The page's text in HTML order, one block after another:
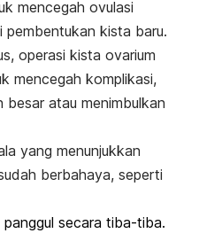
mencegah ovulasi
pembentukan kista baru.
operasi kista ovarium
mencegah komplikasi,
atau menimbulkan
yang menunjukkan
berbahaya, seperti
secara tiba-tiba.